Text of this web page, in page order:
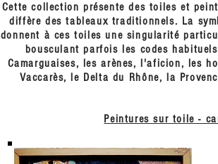
Cette collection présente des toiles et
diffère des tableaux traditionnels. La
donnent à ces toiles une singularité
bousculant parfois les codes
Camarguaises, les arènes, l'aficion, les
Vaccarès, le Delta du Rhône, la
Peintures sur toile -